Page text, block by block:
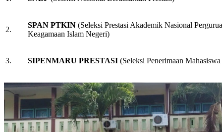
2.
SPAN PTKIN (Seleksi Prestasi Akademik Nasional
Keagamaan Islam Negeri)
3. SIPENMARU PRESTASI (Seleksi Penerimaan